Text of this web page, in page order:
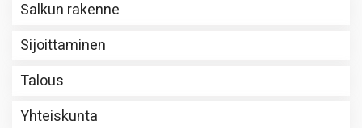
Salkun rakenne
Sijoittaminen
Talous
Yhteiskunta